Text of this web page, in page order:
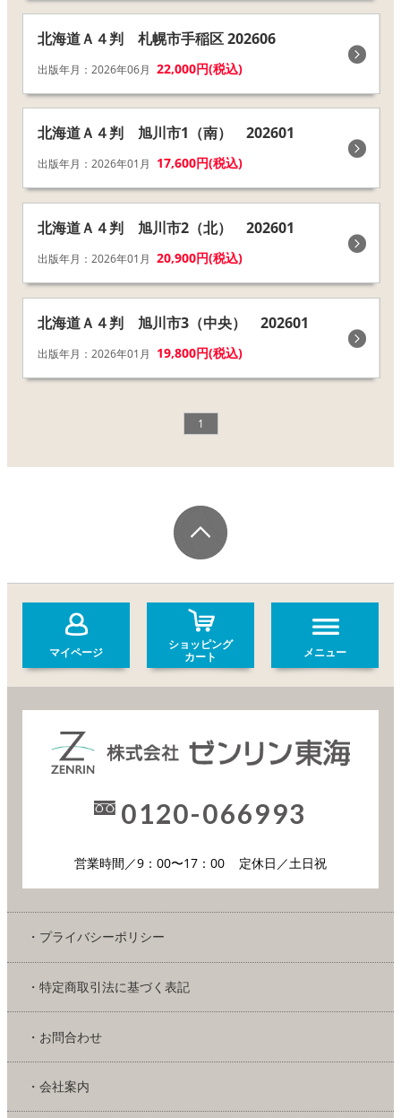
北海道Ａ４判 札幌市手稲区 202606
出版年月：2026年06月 22,000円(税込)
北海道Ａ４判 旭川市1（南） 202601
出版年月：2026年01月 17,600円(税込)
北海道Ａ４判 旭川市2（北） 202601
出版年月：2026年01月 20,900円(税込)
北海道Ａ４判 旭川市3（中央） 202601
出版年月：2026年01月 19,800円(税込)
1
マイページ
ショッピング
カート
メニュー
0120-066993
営業時間／9：00〜17：00 定休日／土日祝
・プライバシーポリシー
・特定商取引法に基づく表記
・お問合わせ
・会社案内